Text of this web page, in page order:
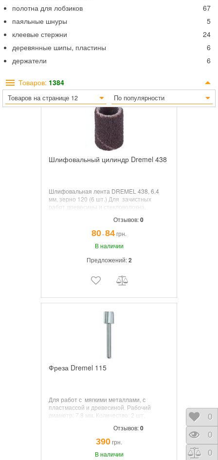
67
полотна для лобзиков
5
паяльные шнуры
24
клеевые стержни
6
деревянные шипы, пластины
6
держатели
Товаров: 1384
Товаров на странице 12 По популярности
Шлифовальный цилиндр Dremel 438
Шлифовальная лента DREMEL 438, 6.4
мм, зерно 120 (6 шт.) Для зачистных
работ древесины и стекловолокна,
поверхностей. Количество: 6 шт.
Отзывов:0
80¯84грн.
В наличии
Предложений:2
Фреза Dremel 115
Для работ с мягкими металлами, с
пластмассой и древесиной. Рабочий
диаметр: 7,8 мм. Количество: 2 шт.
Отзывов:0
390грн.
В наличии
0
0
0